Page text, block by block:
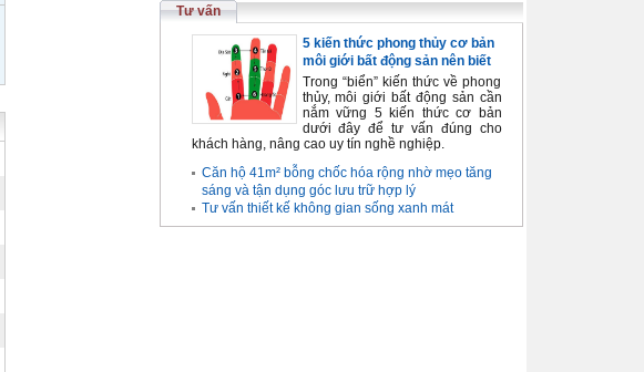
Tư vấn
5 kiến thức phong thủy cơ bản
môi giới bất động sản nên biết
Trong “biển” kiến thức về phong
thủy, môi giới bất động sản cần
nắm vững 5 kiến thức cơ bản
dưới đây để tư vấn đúng cho
khách hàng, nâng cao uy tín nghề nghiệp.
Căn hộ 41m² bỗng chốc hóa rộng nhờ mẹo tăng
sáng và tận dụng góc lưu trữ hợp lý
Tư vấn thiết kế không gian sống xanh mát